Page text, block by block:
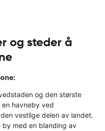
og steder å
og den største
en havneby ved
vestlige delen av landet.
by med en blanding av